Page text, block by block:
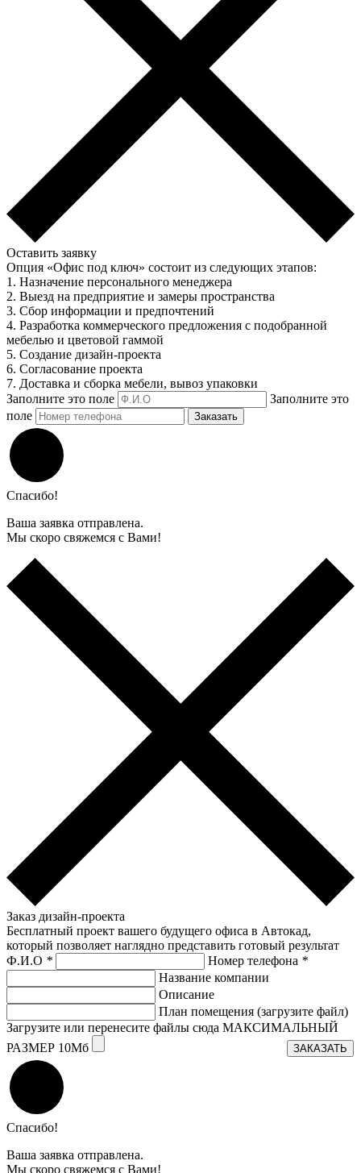
Оставить заявку
Опция «Офис под ключ» состоит из следующих этапов:
1. Назначение персонального менеджера
2. Выезд на предприятие и замеры пространства
3. Сбор информации и предпочтений
4. Разработка коммерческого предложения с подобранной
мебелью и цветовой гаммой
5. Создание дизайн-проекта
6. Согласование проекта
7. Доставка и сборка мебели, вывоз упаковки
Заполните это поле
Заполните это
поле
Заказать
Спасибо!
Ваша заявка отправлена.
Мы скоро свяжемся с Вами!
Заказ дизайн-проекта
Бесплатный проект вашего будущего офиса в Автокад,
который позволяет наглядно представить готовый результат
Ф.И.О * Номер телефона *
Название компании
Описание
План помещения (загрузите файл)
Загрузите или перенесите файлы сюда МАКСИМАЛЬНЫЙ
РАЗМЕР 10Мб
ЗАКАЗАТЬ
Спасибо!
Ваша заявка отправлена.
Мы скоро свяжемся с Вами!